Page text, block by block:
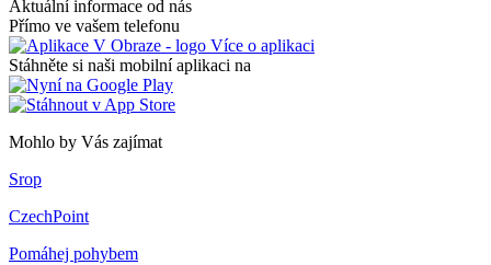
Aktuální informace od nás
Přímo ve vašem telefonu
Více o aplikaci
Stáhněte si naši mobilní aplikaci na
Mohlo by Vás zajímat
Srop
CzechPoint
Pomáhej pohybem